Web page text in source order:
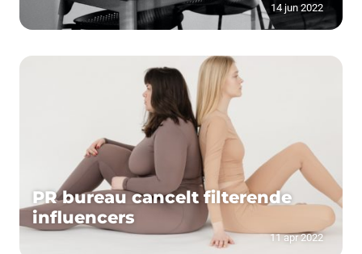
14 jun 2022
PR bureau cancelt filterende
influencers
11 apr 2022